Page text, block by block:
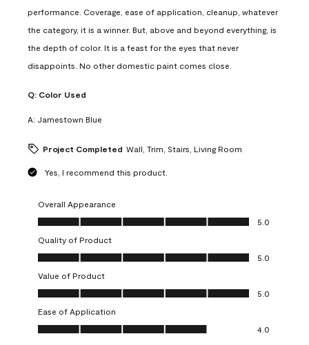
performance. Coverage, ease of application, cleanup, whatever
the category, it is a winner. But, above and beyond everything, is
the depth of color. It is a feast for the eyes that never
disappoints. No other domestic paint comes close.
Q: Color Used
A: Jamestown Blue
Project Completed Wall, Trim, Stairs, Living Room
Yes, I recommend this product.
Overall Appearance
Overall Appearance, 5.0 out of 5
5.0
Quality of Product
Quality of Product, 5.0 out of 5
5.0
Value of Product
Value of Product, 5.0 out of 5
5.0
Ease of Application
Ease of Application, 4.0 out of 5
4.0